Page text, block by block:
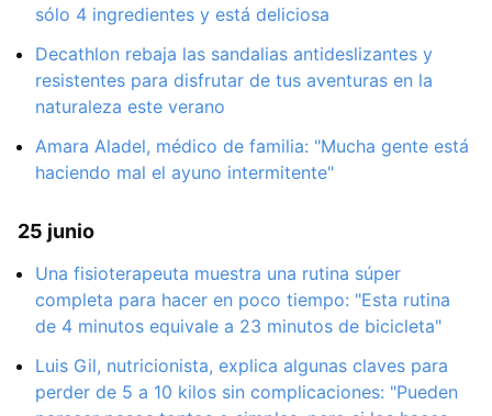
sólo 4 ingredientes y está deliciosa
Decathlon rebaja las sandalias antideslizantes y
resistentes para disfrutar de tus aventuras en la
naturaleza este verano
Amara Aladel, médico de familia: "Mucha gente está
haciendo mal el ayuno intermitente"
25 junio
Una fisioterapeuta muestra una rutina súper
completa para hacer en poco tiempo: "Esta rutina
de 4 minutos equivale a 23 minutos de bicicleta"
Luis Gil, nutricionista, explica algunas claves para
perder de 5 a 10 kilos sin complicaciones: "Pueden